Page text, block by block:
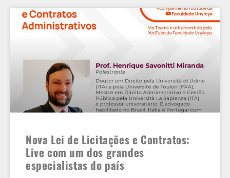
Nova Lei de Licitações e Contratos:
Live com um dos grandes
especialistas do país